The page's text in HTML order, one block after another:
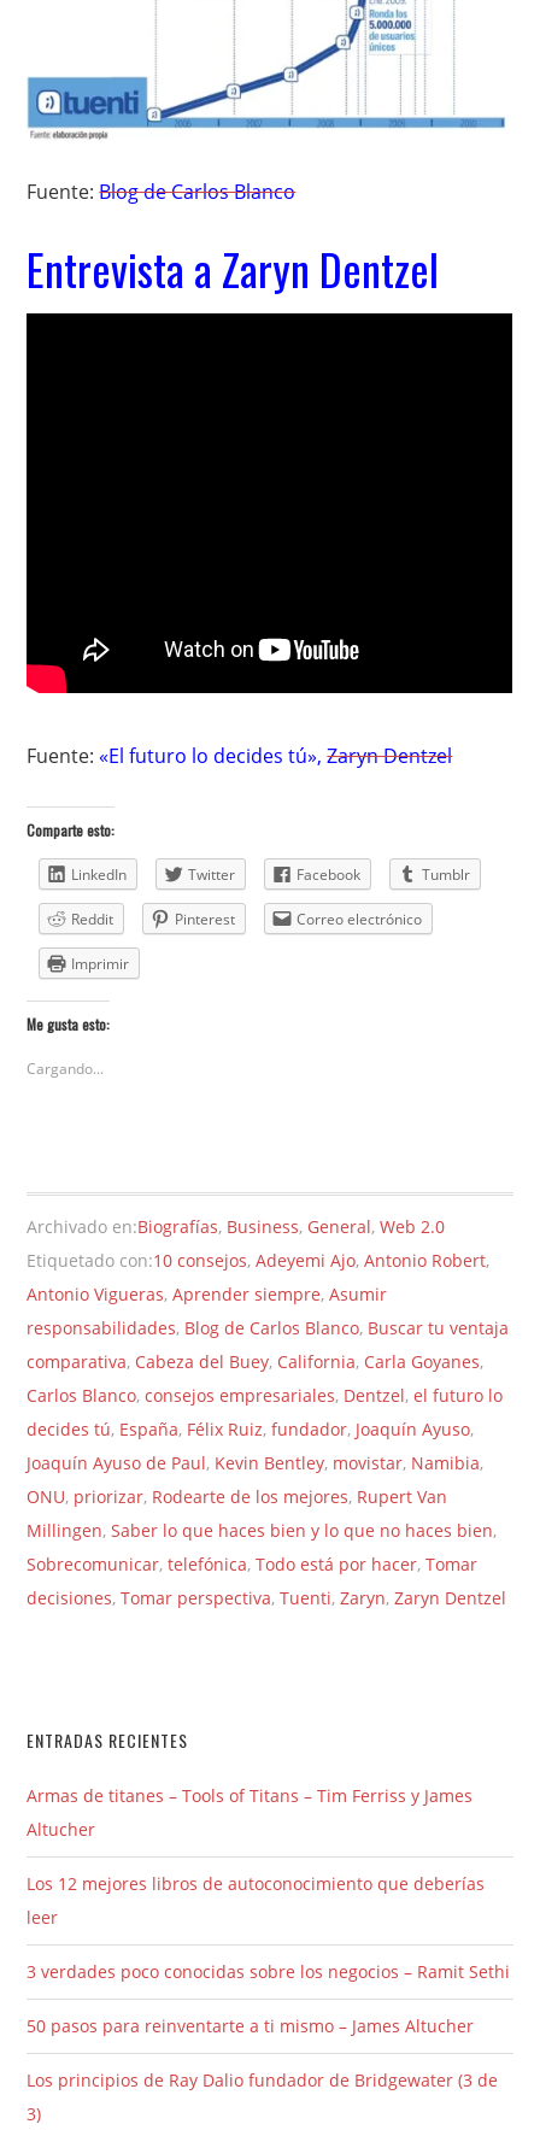
Fuente:Blog de Carlos Blanco
Entrevista a Zaryn Dentzel
Fuente: «El futuro lo decides tú»,Zaryn Dentzel
Comparte esto:
LinkedIn Twitter Facebook Tumblr
Reddit Pinterest Correo electrónico
Imprimir
Me gusta esto:
Cargando...
Archivado en:Biografías, Business, General,Web 2.0
Etiquetado con:10 consejos,Adeyemi Ajo,Antonio Robert,
Antonio Vigueras,Aprender siempre,Asumir
responsabilidades, Blog de Carlos Blanco, Buscar tu ventaja
comparativa, Cabeza del Buey, California, Carla Goyanes,
Carlos Blanco,consejos empresariales, Dentzel,el futuro lo
decides tú, España, Félix Ruiz,fundador, Joaquín Ayuso,
Joaquín Ayuso de Paul, Kevin Bentley, movistar, Namibia,
ONU, priorizar, Rodearte de los mejores, Rupert Van
Millingen,Saber lo que haces bien y lo que no haces bien,
Sobrecomunicar,telefónica,Todo está por hacer,Tomar
decisiones,Tomar perspectiva,Tuenti,Zaryn,Zaryn Dentzel
ENTRADAS RECIENTES
Armas de titanes – Tools of Titans – Tim Ferriss y James
Altucher
Los 12 mejores libros de autoconocimiento que deberías
leer
3 verdades poco conocidas sobre los negocios – Ramit Sethi
50 pasos para reinventarte a ti mismo – James Altucher
Los principios de Ray Dalio fundador de Bridgewater (3 de
3)